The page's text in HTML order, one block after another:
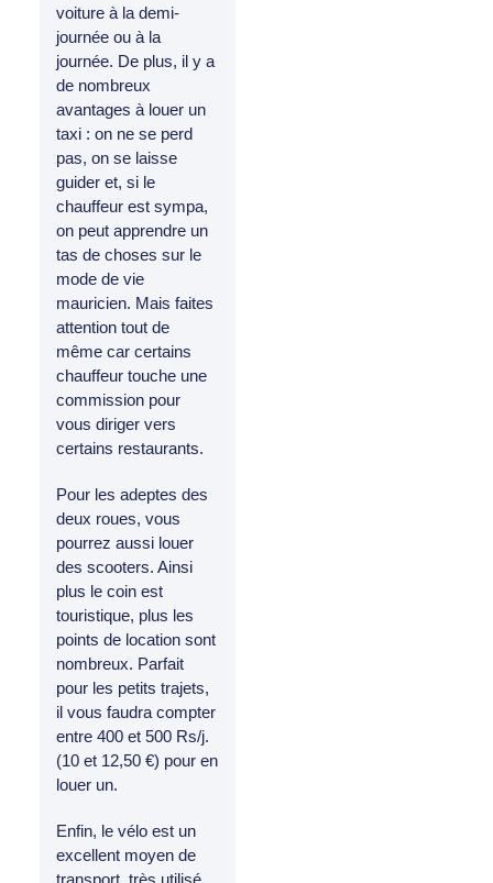
voiture à la demi-
journée ou à la
journée. De plus, il y a
de nombreux
avantages à louer un
taxi : on ne se perd
pas, on se laisse
guider et, si le
chauffeur est sympa,
on peut apprendre un
tas de choses sur le
mode de vie
mauricien. Mais faites
attention tout de
même car certains
chauffeur touche une
commission pour
vous diriger vers
certains restaurants.
Pour les adeptes des
deux roues, vous
pourrez aussi louer
des scooters. Ainsi
plus le coin est
touristique, plus les
points de location sont
nombreux. Parfait
pour les petits trajets,
il vous faudra compter
entre 400 et 500 Rs/j.
(10 et 12,50 €) pour en
louer un.
Enfin, le vélo est un
excellent moyen de
transport, très utilisé